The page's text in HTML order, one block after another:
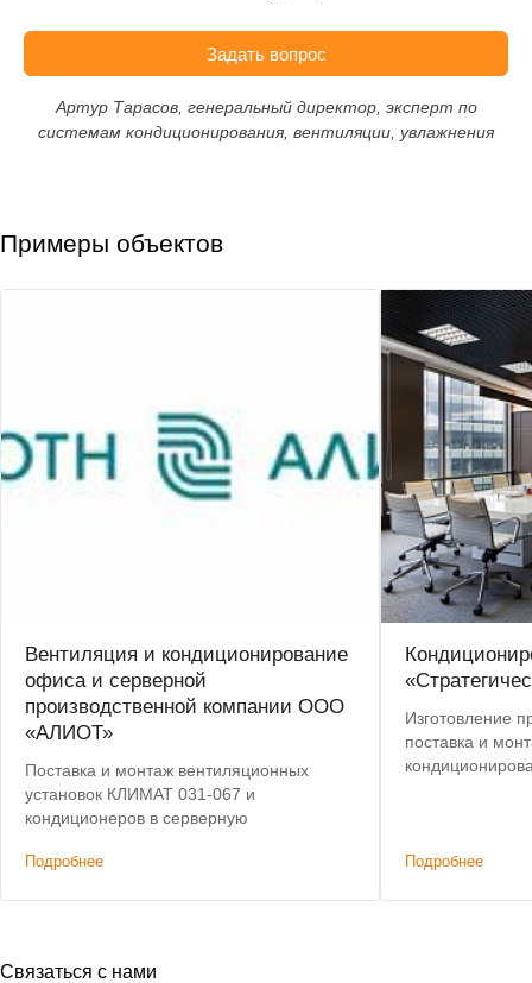
Задать вопрос
Артур Тарасов, генеральный директор, эксперт по
системам кондиционирования, вентиляции, увлажнения
Примеры объектов
Вентиляция и кондиционирование
офиса и серверной
производственной компании ООО
«АЛИОТ»
Поставка и монтаж вентиляционных
установок КЛИМАТ 031-067 и
кондиционеров в серверную
Подробнее
Изготовление
поставка и
Подробнее
Связаться с нами